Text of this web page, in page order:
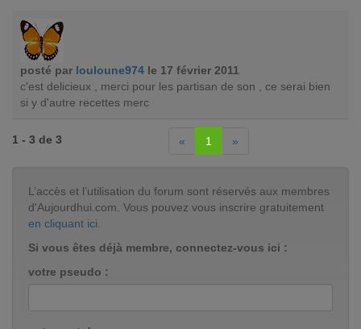
posté par louloune974 le 17 février 2011
c'est delicieux , merci pour les partisan de son , ce serai bien
si y d'autre recettes merc
1 - 3 de 3 « 1 »
L’accès et l’utilisation du forum sont réservés aux membres
d'Aujourdhui.com. Vous pouvez vous inscrire gratuitement
en cliquant ici.
Si vous êtes déjà membre, connectez-vous ici :
votre pseudo :